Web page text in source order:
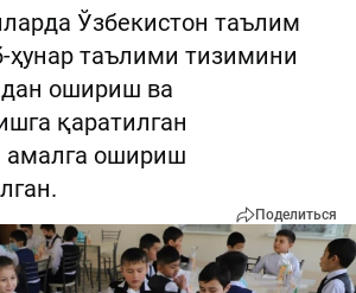
Ўзбекистон таълим
ҳунар таълими тизимини
ошириш ва
қаратилган
амалга ошириш
Поделиться